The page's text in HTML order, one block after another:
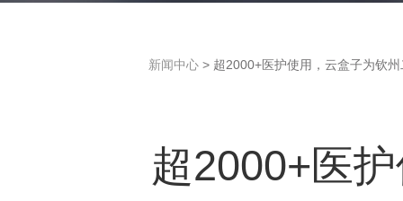
新闻中心 > 超2000+医护使用，云盒子为钦
超2000+医